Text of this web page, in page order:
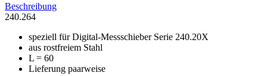
Beschreibung
240.264
speziell für Digital-Messschieber Serie 240.20X
aus rostfreiem Stahl
L = 60
Lieferung paarweise